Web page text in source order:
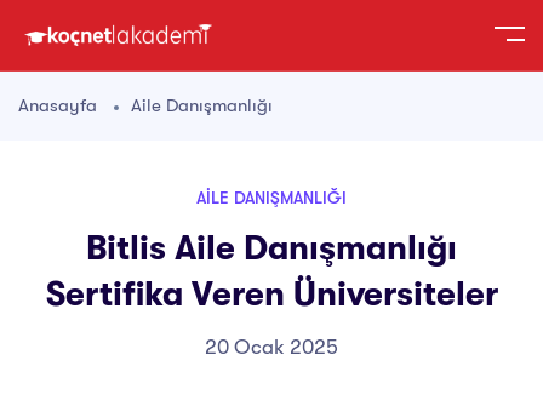
Anasayfa Aile Danışmanlığı
AILE DANIŞMANLIĞI
Bitlis Aile Danışmanlığı
Sertifika Veren Üniversiteler
20 Ocak 2025